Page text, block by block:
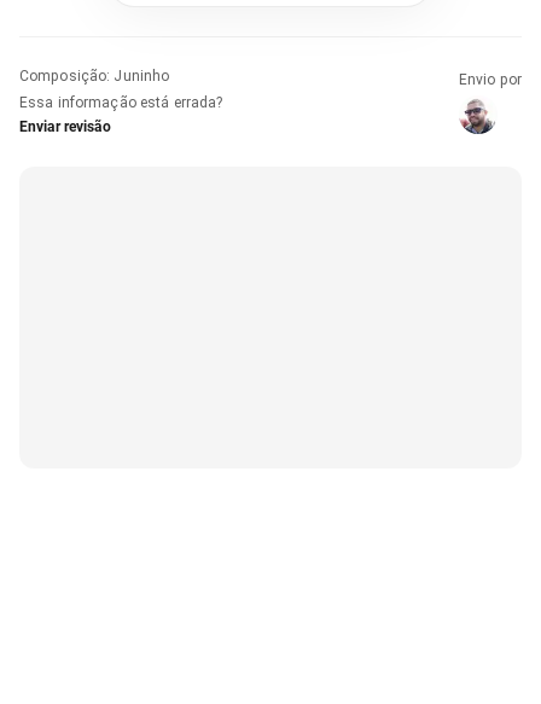
Composição: Juninho
Essa informação está errada?
Enviar revisão
Envio por